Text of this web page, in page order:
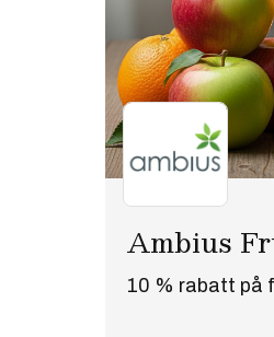
Ambius
10 % rabatt på